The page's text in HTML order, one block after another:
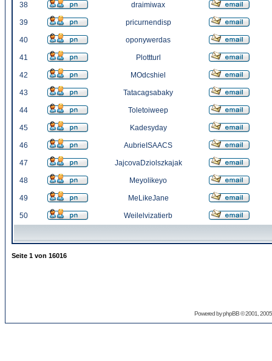
38 draimiwax
39 pricurnendisp
40 oponywerdas
41 Plottturl
42 MOdcshiel
43 Tatacagsabaky
44 Toletoiweep
45 Kadesyday
46 AubrieISAACS
47 JajcovaDziolszkajak
48 Meyolikeyo
49 MeLikeJane
50 Weilelvizatierb
Seite 1 von 16016
Powered byphpBB© 2001,